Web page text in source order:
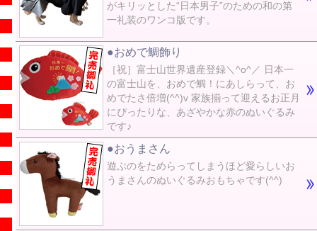
がキリッとした“日本男子”のための和の第
一礼装のワンコ版です。
●おめで鯛飾り
［祝］富士山世界遺産登録＼^o^／ 日本一
の富士山を、おめで鯛！にあしらって、お
めでたさ倍増(^^)v 家族揃って迎えるお正月
にぴったりな、あざやかな赤のぬいぐるみ
です♪
●おうまさん
遊ぶのをためらってしまうほど愛らしいお
うまさんのぬいぐるみおもちゃです(^^)